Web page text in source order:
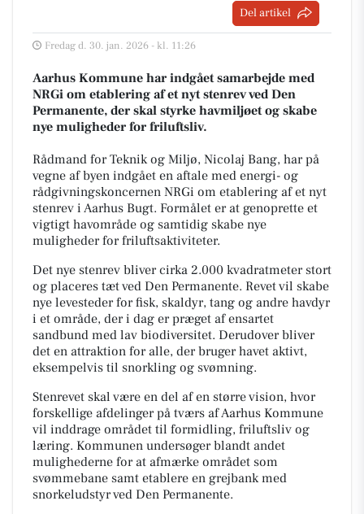
Del artikel
Fredag d. 30. jan. 2026 - kl. 11:26
Aarhus Kommune har indgået samarbejde med
NRGi om etablering af et nyt stenrev ved Den
Permanente, der skal styrke havmiljøet og skabe
nye muligheder for friluftsliv.
Rådmand for Teknik og Miljø, Nicolaj Bang, har på
vegne af byen indgået en aftale med energi- og
rådgivningskoncernen NRGi om etablering af et nyt
stenrev i Aarhus Bugt. Formålet er at genoprette et
vigtigt havområde og samtidig skabe nye
muligheder for friluftsaktiviteter.
Det nye stenrev bliver cirka 2.000 kvadratmeter stort
og placeres tæt ved Den Permanente. Revet vil skabe
nye levesteder for fisk, skaldyr, tang og andre havdyr
i et område, der i dag er præget af ensartet
sandbund med lav biodiversitet. Derudover bliver
det en attraktion for alle, der bruger havet aktivt,
eksempelvis til snorkling og svømning.
Stenrevet skal være en del af en større vision, hvor
forskellige afdelinger på tværs af Aarhus Kommune
vil inddrage området til formidling, friluftsliv og
læring. Kommunen undersøger blandt andet
mulighederne for at afmærke området som
svømmebane samt etablere en grejbank med
snorkeludstyr ved Den Permanente.